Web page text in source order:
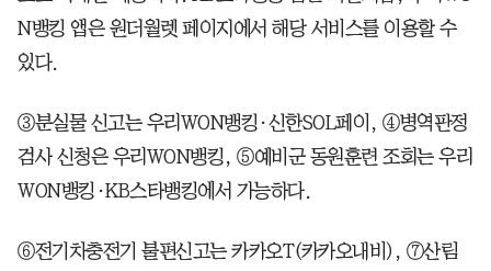
N뱅킹 앱은 원더월렛 페이지에서 해당 서비스를 이용할 수
있다.
③분실물 신고는 우리WON뱅킹·신한SOL페이, ④병역판정
검사 신청은 우리WON뱅킹, ⑤예비군 동원훈련 조회는 우리
WON뱅킹·KB스타뱅킹에서 가능하다.
⑥전기차충전기 불편신고는 카카오T(카카오내비), ⑦산림